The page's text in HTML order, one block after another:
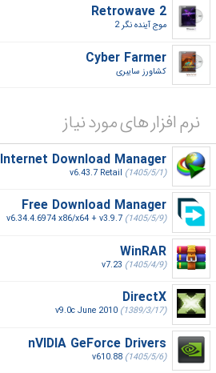
Retrowave 2
موج آینده نگر 2‎
Cyber Farmer
کشاورز سایبری‎
نرم افزار های مورد نیاز
Internet Download Manager
v6.43.7 Retail (1405/5/1)
Free Download Manager
v6.34.4.6974 x86/x64 + v3.9.7 (1405/5/9)
WinRAR
v7.23 (1405/4/9)
DirectX
v9.0c June 2010 (1389/3/17)
nVIDIA GeForce Drivers
v610.88 (1405/5/6)